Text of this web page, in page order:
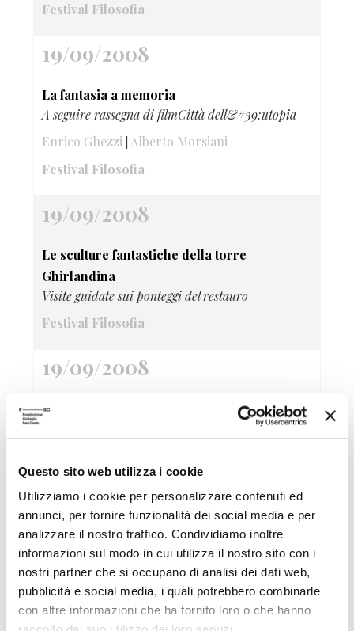
Questo sito web utilizza i cookie
Utilizziamo i cookie per personalizzare contenuti ed
annunci, per fornire funzionalità dei social media e per
analizzare il nostro traffico. Condividiamo inoltre
informazioni sul modo in cui utilizza il nostro sito con i
nostri partner che si occupano di analisi dei dati web,
pubblicità e social media, i quali potrebbero combinarle
con altre informazioni che ha fornito loro o che hanno
Festival Filosofia
19/09/2008
La fantasia a memoria
A seguire rassegna di filmCittà dell&#39;utopia
Enrico Ghezzi Alberto Morsiani
Festival Filosofia
19/09/2008
Le sculture fantastiche della torre
Ghirlandina
Visite guidate sui ponteggi del restauro
Festival Filosofia
19/09/2008
Un futuro per gli altri
Esercizi virtuosi per ambiente, salute e donazione
19/09/2008
Patto di sale Comics e disegni fantastici del
Gruppo Canicola
Festival Filosofia